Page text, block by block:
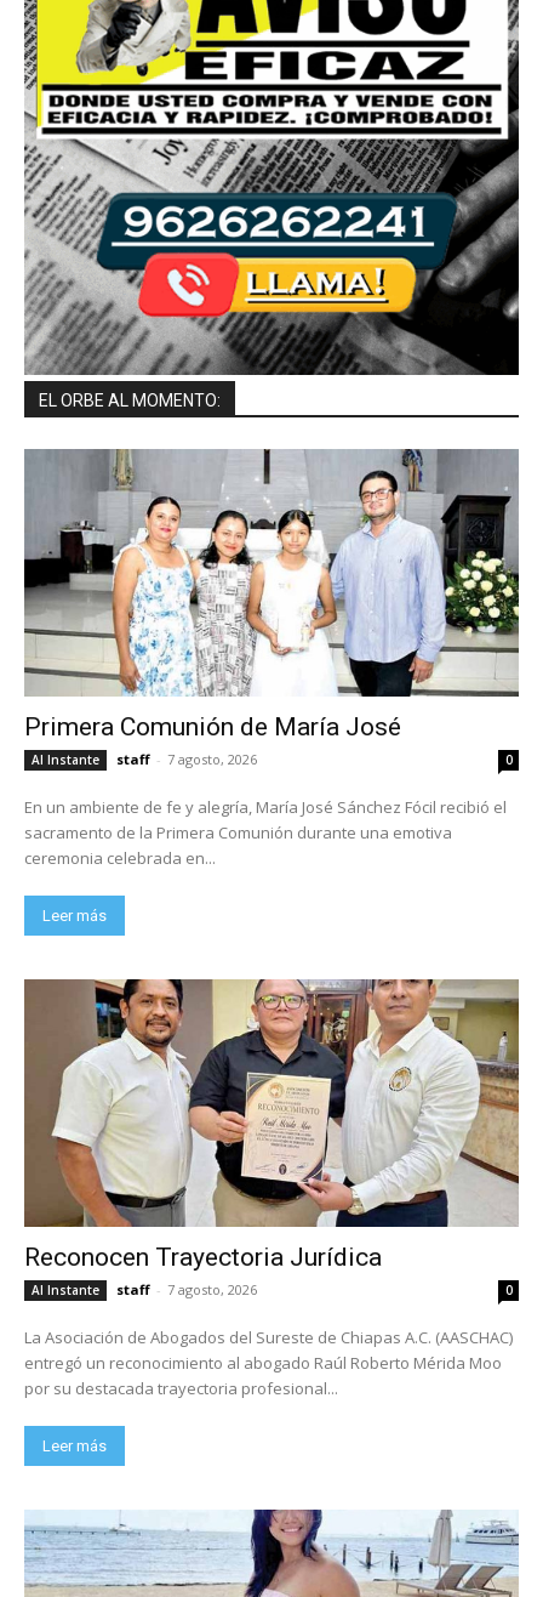
EL ORBE AL MOMENTO:
Primera Comunión de María José
Al Instante staff - 7 agosto, 2026 0
En un ambiente de fe y alegría, María José Sánchez Fócil recibió el
sacramento de la Primera Comunión durante una emotiva
ceremonia celebrada en...
Leer más
Reconocen Trayectoria Jurídica
Al Instante staff - 7 agosto, 2026 0
La Asociación de Abogados del Sureste de Chiapas A.C. (AASCHAC)
entregó un reconocimiento al abogado Raúl Roberto Mérida Moo
por su destacada trayectoria profesional...
Leer más